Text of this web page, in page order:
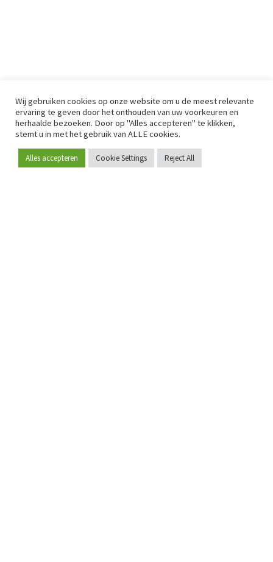
Word lid
Wij gebruiken cookies op onze website om u de meest relevante
ervaring te geven door het onthouden van uw voorkeuren en
herhaalde bezoeken. Door op "Alles accepteren" te klikken,
stemt u in met het gebruik van ALLE cookies.
Alles accepteren Cookie Settings Reject All